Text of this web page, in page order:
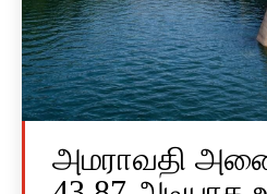
அமராவதி